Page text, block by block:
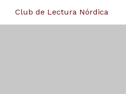
Club de Lectura Nórdica